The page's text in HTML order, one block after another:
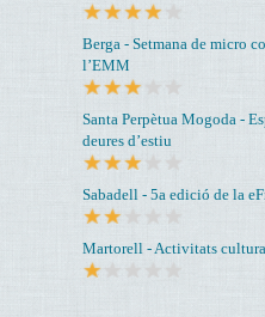
Berga - Setmana de micro
l’EMM
Santa Perpètua Mogoda -
deures d’estiu
Sabadell - 5a edició de la
Martorell - Activitats